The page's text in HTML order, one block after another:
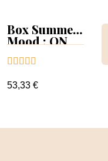
Box Summer
Mood : ON
Collection &
Tips+nuancier
    
53,33 €